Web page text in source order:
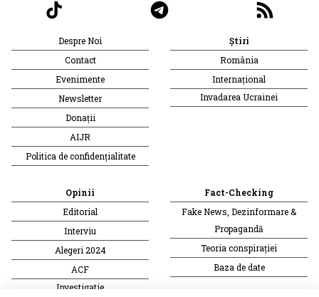
Despre Noi
Contact
Evenimente
Newsletter
Donații
AIJR
Politica de confidențialitate
Știri
România
Internațional
Invadarea Ucrainei
Opinii
Editorial
Interviu
Alegeri 2024
ACF
Investigatie
Fact-Checking
Fake News, Dezinformare &
Propagandă
Teoria conspirației
Baza de date